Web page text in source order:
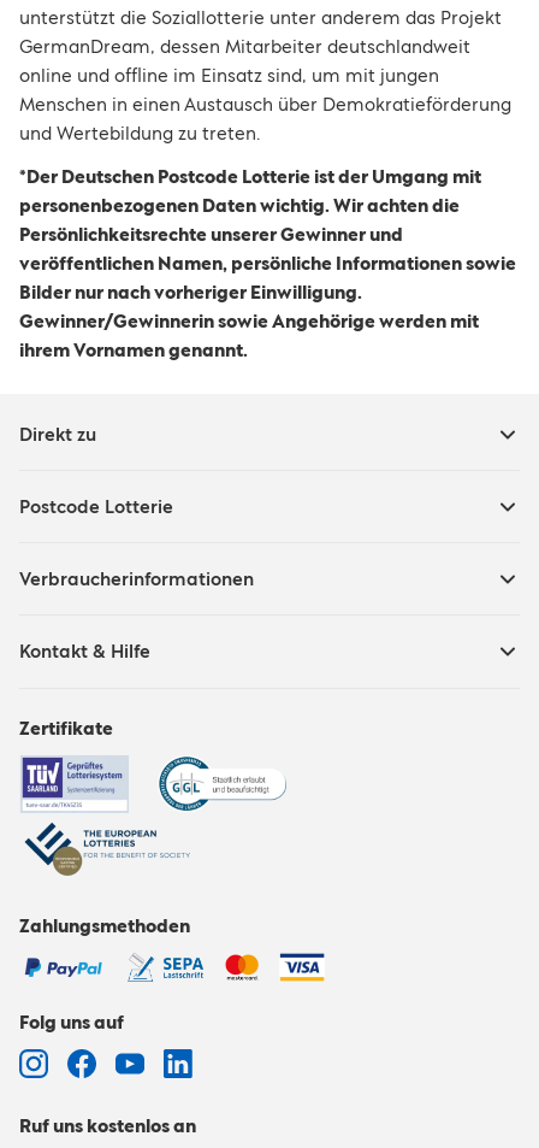
unterstützt die Soziallotterie unter anderem das Projekt
GermanDream, dessen Mitarbeiter deutschlandweit
online und offline im Einsatz sind, um mit jungen
Menschen in einen Austausch über Demokratieförderung
und Wertebildung zu treten.
*Der Deutschen Postcode Lotterie ist der Umgang mit
personenbezogenen Daten wichtig. Wir achten die
Persönlichkeitsrechte unserer Gewinner und
veröffentlichen Namen, persönliche Informationen sowie
Bilder nur nach vorheriger Einwilligung.
Gewinner/Gewinnerin sowie Angehörige werden mit
ihrem Vornamen genannt.
Direkt zu
Postcode Lotterie
Verbraucherinformationen
Kontakt & Hilfe
Zertifikate
Zahlungsmethoden
Folg uns auf
Ruf uns kostenlos an